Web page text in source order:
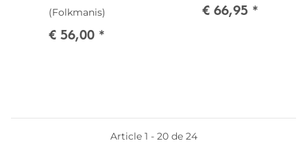
(Folkmanis)
€ 56,00 *
€ 66,95 *
Article 1 - 20 de 24